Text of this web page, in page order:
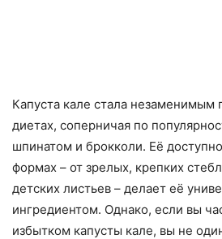
Капуста кале стала незаменимым
диетах, соперничая по
шпинатом и брокколи. Её
формах – от зрелых, крепких
детских листьев – делает её
ингредиентом. Однако, если вы
избытком капусты кале, вы не